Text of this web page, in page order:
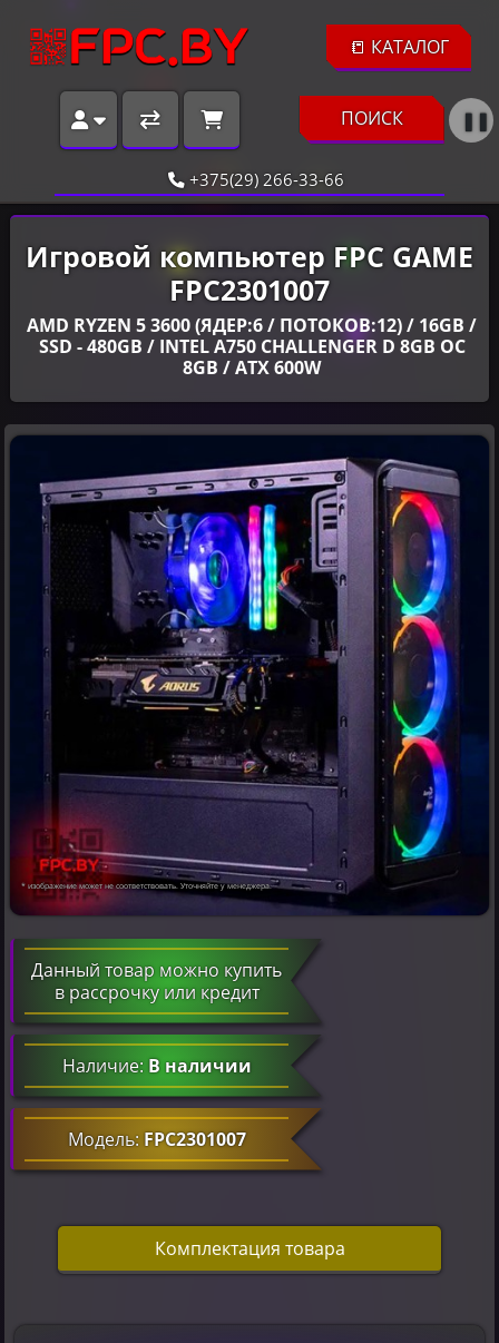
📒 КАТАЛОГ
ПОИСК ❚❚
+375(29) 266-33-66
Игровой компьютер FPC GAME
FPC2301007
AMD RYZEN 5 3600 (ЯДЕР:6 / ПОТОКОВ:12) / 16GB /
SSD - 480GB / INTEL A750 CHALLENGER D 8GB OC
8GB / ATX 600W
* изображение может не соответствовать. Уточняйте у менеджера.
Данный товар можно купить
в рассрочку или кредит
Наличие:В наличии
Модель:FPC2301007
Комплектация товара